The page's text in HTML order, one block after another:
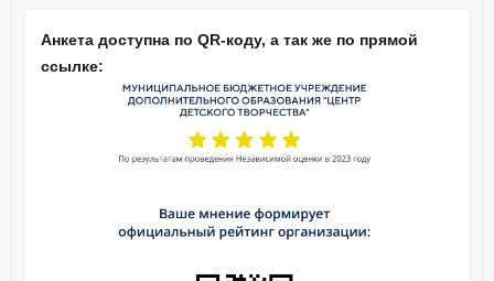
Анкета доступна по QR-коду, а так же по прямой
ссылке: